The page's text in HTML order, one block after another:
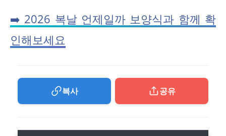
➡️ 2026 복날 언제일까 보양식과 함께 확
인해보세요
복사 공유